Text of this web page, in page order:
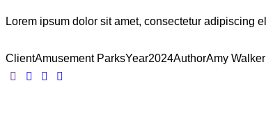
Lorem ipsum dolor sit amet, consectetur adipiscing
ClientAmusement ParksYear2024AuthorAmy Walker